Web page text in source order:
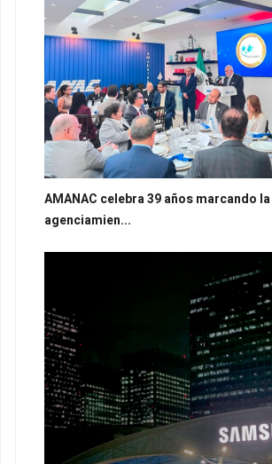
AMANAC celebra 39 años marcando
agenciamien...